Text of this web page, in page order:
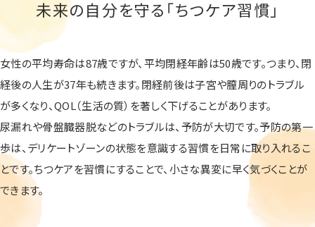
未来の自分を守る 「ちつケア習慣」
女性の平均寿命は87歳ですが、平均閉経年齢は50歳です。つまり、閉
経後の人生が37年も続きます。閉経前後は子宮や膣周りのトラブル
が多くなり、QOL（生活の質）を著しく下げることがあります。
尿漏れや骨盤臓器脱などのトラブルは、予防が大切です。予防の第一
歩は、デリケートゾーンの状態を意識する習慣を日常に取り入れるこ
とです。ちつケアを習慣にすることで、小さな異変に早く気づくことが
できます。